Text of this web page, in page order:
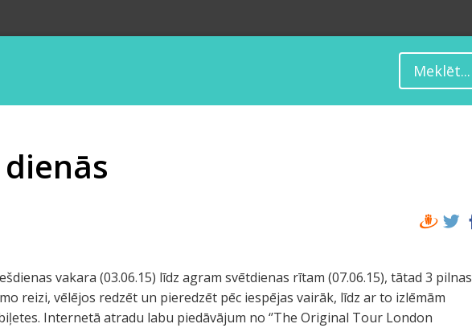
vakara (03.06.15) līdz agram svētdienas rītam (07.06.15), tātad 3 pilnas
reizi, vēlējos redzēt un pieredzēt pēc iespējas vairāk, līdz ar to izlēmām
Internetā atradu labu piedāvājum no ‘’The Original Tour London